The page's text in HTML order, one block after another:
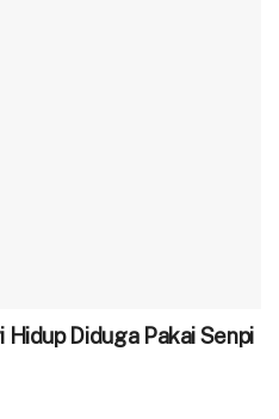
Hidup Diduga Pakai Senpi